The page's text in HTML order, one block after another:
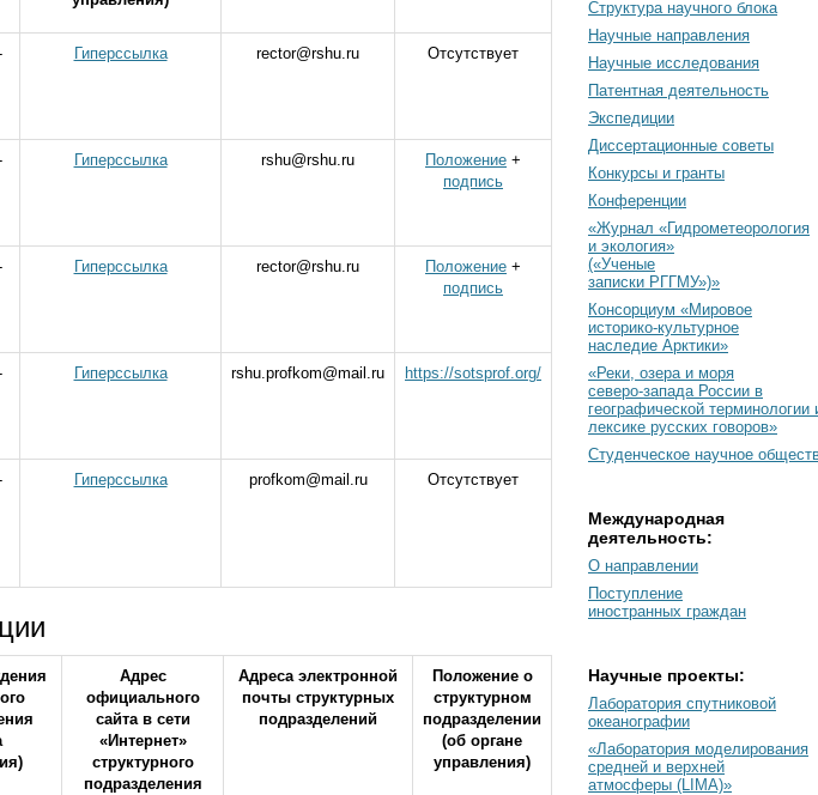
Гиперссылка rector@rshu.ru Отсутствует
Гиперссылка rshu@rshu.ru Положение +
подпись
Гиперссылка rector@rshu.ru Положение +
подпись
Гиперссылка rshu.profkom@mail.ru https://sotsprof.org/
Гиперссылка profkom@mail.ru Отсутствует
Адрес
официального
сайта в сети
«Интернет»
структурного
подразделения
Адреса электронной
почты структурных
подразделений
Положение о
структурном
подразделении
(об органе
управления)
Cтруктура научного блока
Научные направления
Научные исследования
Патентная деятельность
Экспедиции
Диссертационные советы
Конкурсы и гранты
Конференции
«Журнал «Гидрометеорология
и экология»
(«Ученые
записки РГГМУ»)»
Консорциум «Мировое
историко-культурное
наследие Арктики»
«Реки, озера и моря
северо-запада России в
географической терминологии
лексике русских говоров»
Студенческое научное
Международная
деятельность:
О направлении
Поступление
иностранных граждан
Научные проекты:
Лаборатория спутниковой
океанографии
«Лаборатория моделирования
средней и верхней
атмосферы (LIMA)»